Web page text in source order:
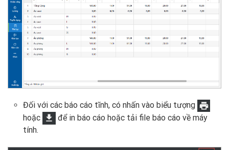
Đối với các báo cáo tĩnh, có nhấn vào biểu tượng
hoặc
để in báo cáo hoặc tải file báo cáo về máy
tính.